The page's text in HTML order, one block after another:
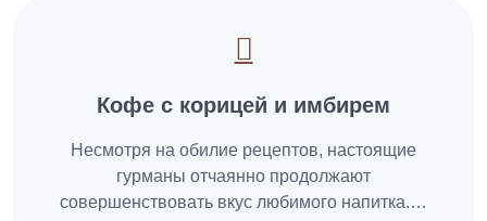
Кофе с корицей и имбирем
Несмотря на обилие рецептов, настоящие
гурманы отчаянно продолжают
совершенствовать вкус любимого напитка.…